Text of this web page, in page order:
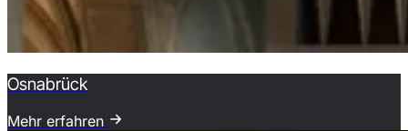
Osnabrück
Mehr erfahren